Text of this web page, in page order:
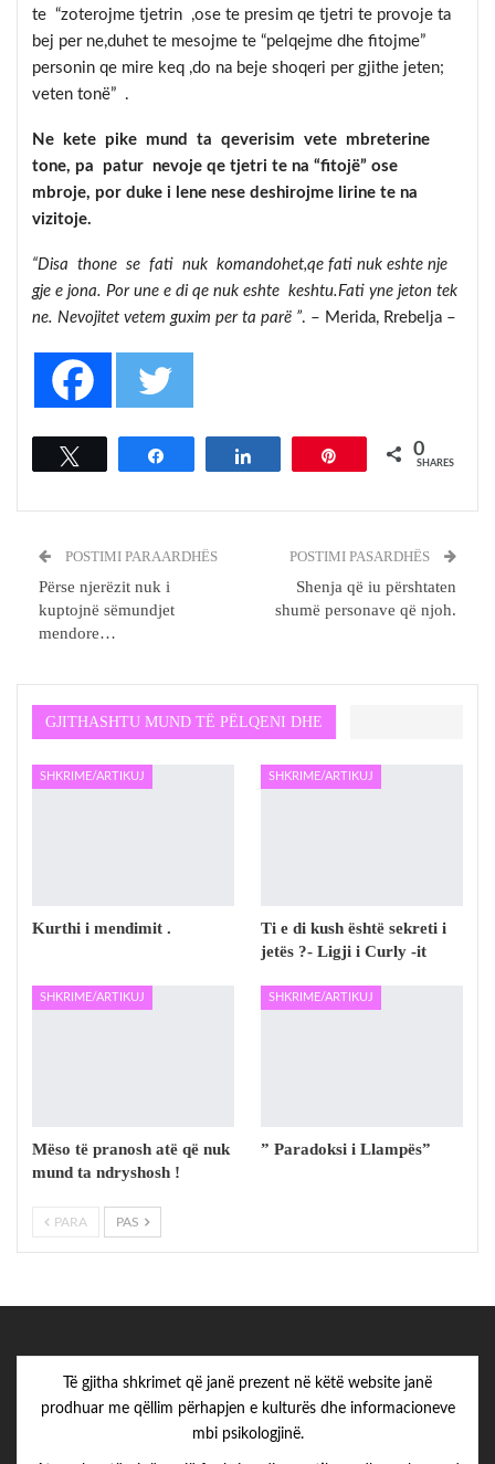
te “zoterojme tjetrin ,ose te presim qe tjetri te provoje ta
bej per ne,duhet te mesojme te “pelqejme dhe fitojme”
personin qe mire keq ,do na beje shoqeri per gjithe jeten;
veten tonë” .
Ne kete pike mund ta qeverisim vete mbreterine
tone, pa patur nevoje qe tjetri te na “fitojë” ose
mbroje, por duke i lene nese deshirojme lirine te na
vizitoje.
“Disa thone se fati nuk komandohet,qe fati nuk eshte nje
gje e jona. Por une e di qe nuk eshte keshtu.Fati yne jeton tek
ne. Nevojitet vetem guxim per ta parë ”. – Merida, Rrebelja –
0
SHARES
POSTIMI PARAARDHËS
Përse njerëzit nuk i
kuptojnë sëmundjet
mendore…
POSTIMI PASARDHËS
Shenja që iu përshtaten
shumë personave që njoh.
GJITHASHTU MUND TË PËLQENI DHE
SHKRIME/ARTIKUJ
Kurthi i mendimit .
SHKRIME/ARTIKUJ
Ti e di kush është sekreti i
jetës ?- Ligji i Curly -it
SHKRIME/ARTIKUJ
Mëso të pranosh atë që nuk
mund ta ndryshosh !
SHKRIME/ARTIKUJ
” Paradoksi i Llampës”
PARA PAS
Të gjitha shkrimet që janë prezent në këtë website janë
prodhuar me qëllim përhapjen e kulturës dhe informacioneve
mbi psikologjinë.